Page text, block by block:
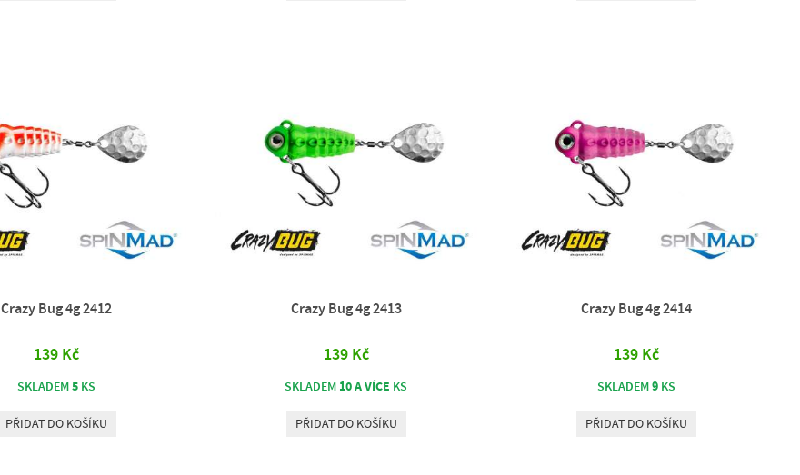
Crazy Bug 4g 2412
139 Kč
SKLADEM5KS
PŘIDAT DO KOŠÍKU
Crazy Bug 4g 2413
139 Kč
SKLADEM 10 A VÍCE KS
PŘIDAT DO KOŠÍKU
Crazy Bug 4g 2414
139 Kč
SKLADEM9 KS
PŘIDAT DO KOŠÍKU